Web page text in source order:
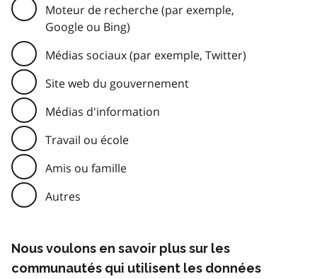
Moteur de recherche (par exemple,
Google ou Bing)
Médias sociaux (par exemple, Twitter)
Site web du gouvernement
Médias d'information
Travail ou école
Amis ou famille
Autres
Nous voulons en savoir plus sur les
communautés qui utilisent les données